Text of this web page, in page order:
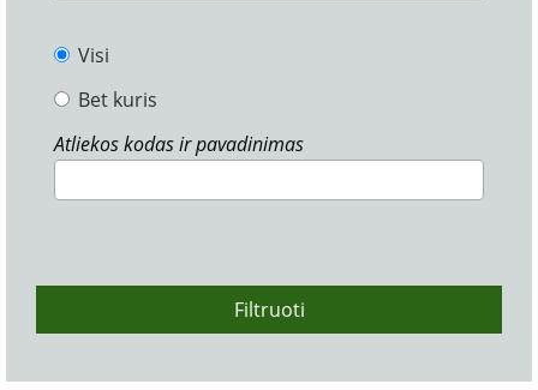
Visi
Bet kuris
Atliekos kodas ir pavadinimas
Filtruoti